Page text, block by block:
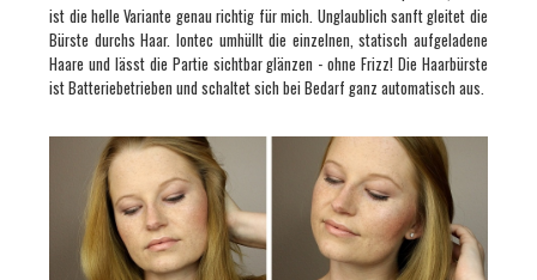
ist die helle Variante genau richtig für mich. Unglaublich sanft gleitet die
Bürste durchs Haar. Iontec umhüllt die einzelnen, statisch aufgeladene
Haare und lässt die Partie sichtbar glänzen - ohne Frizz! Die Haarbürste
istBatteriebetrieben und schaltet sich bei Bedarf ganz automatisch aus.